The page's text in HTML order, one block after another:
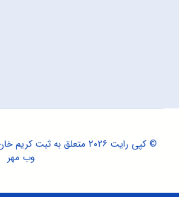
© کپی رایت ۲۰۲۶ متعلق به ثبت کریم خان می باشد.
وب مهر